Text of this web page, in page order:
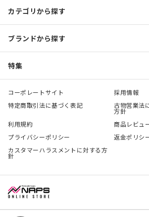
カテゴリから探す
ブランドから探す
特集
コーポレートサイト
採用情報
特定商取引法に基づく表記
古物営業法
方針
利用規約
商品レビュ
プライバシーポリシー
返金ポリシ
カスタマーハラスメントに対する方
針